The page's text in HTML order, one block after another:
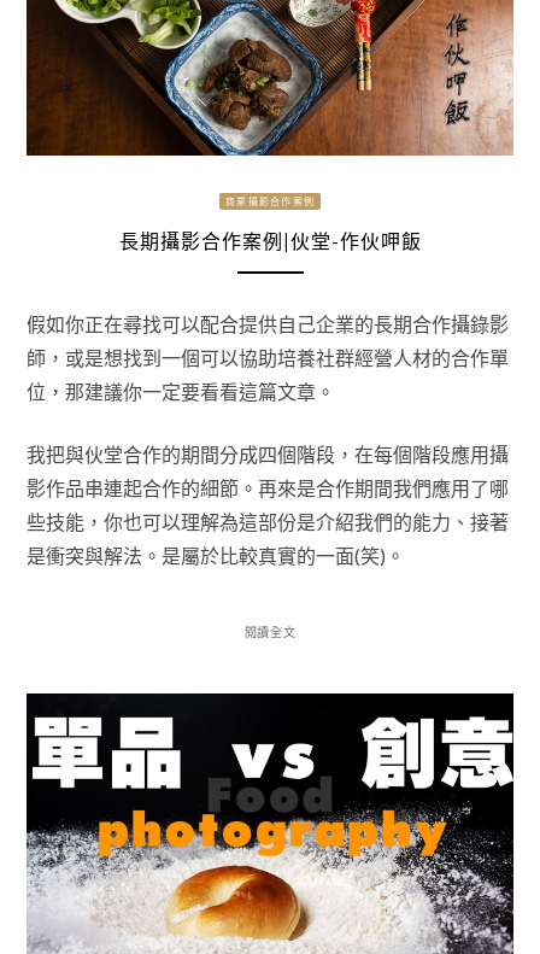
商業攝影合作案例
長期攝影合作案例|伙堂-作伙呷飯
假如你正在尋找可以配合提供自己企業的長期合作攝錄影
師，或是想找到一個可以協助培養社群經營人材的合作單
位，那建議你一定要看看這篇文章。
我把與伙堂合作的期間分成四個階段，在每個階段應用攝
影作品串連起合作的細節。再來是合作期間我們應用了哪
些技能，你也可以理解為這部份是介紹我們的能力、接著
是衝突與解法。是屬於比較真實的一面(笑)。
閱讀全文